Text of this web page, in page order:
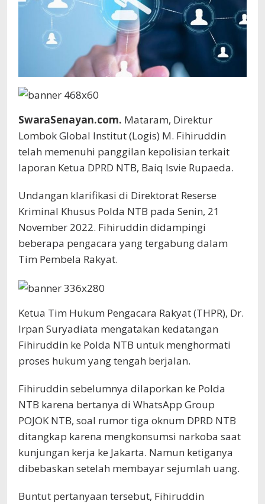
SwaraSenayan.com. Mataram, Direktur
Lombok Global Institut (Logis) M. Fihiruddin
telah memenuhi panggilan kepolisian terkait
laporan Ketua DPRD NTB, Baiq Isvie Rupaeda.
Undangan klarifikasi di Direktorat Reserse
Kriminal Khusus Polda NTB pada Senin, 21
November 2022. Fihiruddin didampingi
beberapa pengacara yang tergabung dalam
Tim Pembela Rakyat.
Ketua Tim Hukum Pengacara Rakyat (THPR), Dr.
Irpan Suryadiata mengatakan kedatangan
Fihiruddin ke Polda NTB untuk menghormati
proses hukum yang tengah berjalan.
Fihiruddin sebelumnya dilaporkan ke Polda
NTB karena bertanya di WhatsApp Group
POJOK NTB, soal rumor tiga oknum DPRD NTB
ditangkap karena mengkonsumsi narkoba saat
kunjungan kerja ke Jakarta. Namun ketiganya
dibebaskan setelah membayar sejumlah uang.
Buntut pertanyaan tersebut, Fihiruddin